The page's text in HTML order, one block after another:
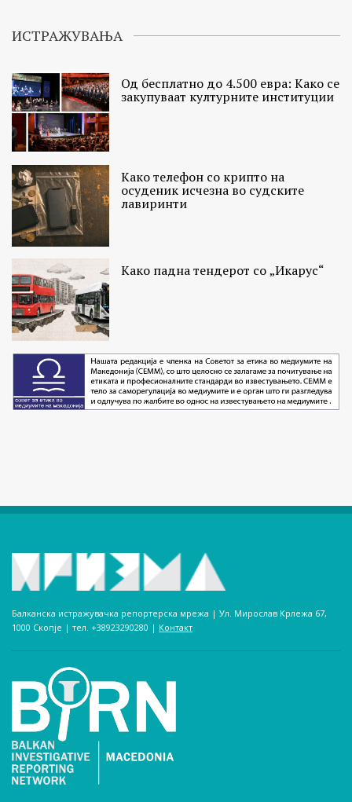
ИСТРАЖУВАЊА
Од бесплатно до 4.500 евра: Како се
закупуваат културните институции
Како телефон со крипто на
осуденик исчезна во судските
лавиринти
Како падна тендерот со „Икарус“
Балканска истражувачка репортерска мрежа | Ул. Мирослав Крлежа 67,
1000 Скопје | тел. +38923290280­ | Контакт